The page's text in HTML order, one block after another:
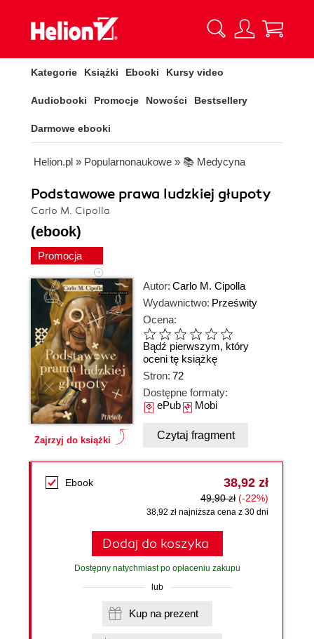
Kategorie Książki Ebooki Kursy video
Audiobooki Promocje Nowości Bestsellery
Darmowe ebooki
Helion.pl » Popularnonaukowe » 📚 Medycyna
Podstawowe prawa ludzkiej głupoty
Carlo M. Cipolla
(ebook)
Promocja
Zajrzyj do książki
Autor: Carlo M. Cipolla
Wydawnictwo: Prześwity
Ocena:
Bądź pierwszym, który
oceni tę książkę
Stron: 72
Dostępne formaty:
ePubMobi
Czytaj fragment
Ebook 38,92 zł
49,90 zł (-22%)
38,92 zł najniższa cena z 30 dni
Dodaj do koszyka
Dostępny natychmiast po opłaceniu zakupu
lub
Kup na prezent